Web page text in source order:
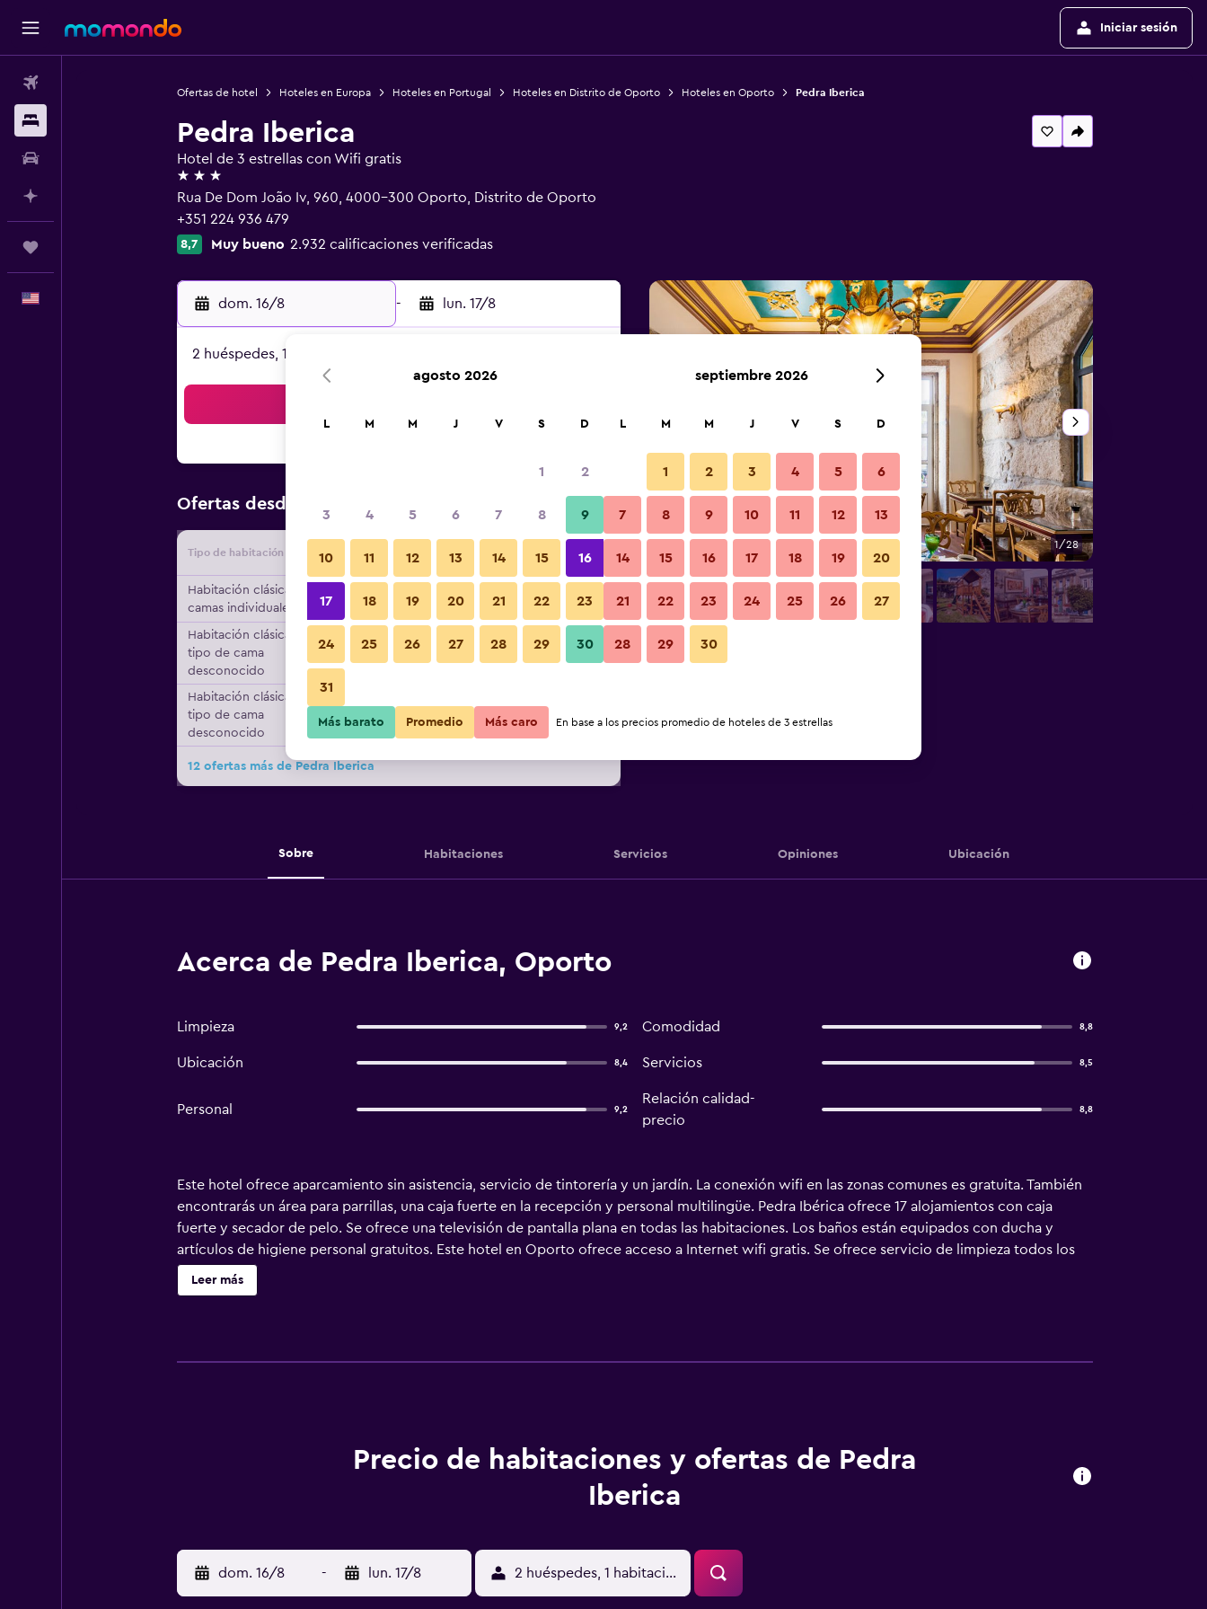
Iniciar sesión
Ofertas de hotel Hoteles en Europa Hoteles en Portugal Hoteles en Distrito de Oporto Hoteles en Oporto Pedra Iberica
Pedra Iberica
Hotel de 3 estrellas con Wifi gratis
3 estrellas
Rua De Dom João Iv, 960, 4000-300 Oporto, Distrito de Oporto
+351 224 936 479
8,7 Muy bueno 2.932 calificaciones verificadas
dom. 16/8 - lun. 17/8
2 huéspedes, 1 habitación
Ofertas desde Oferta más barata de precio por noche
Tipo de habitación Proveedor Total noche
Habitación clásica, 2
camas individuales
$71 Ver oferta
Habitación clásica,
tipo de cama
desconocido
$72
Habitación clásica,
tipo de cama
desconocido
$73 Ver oferta
12 ofertas más de Pedra Iberica
Restaurante 1/28
Fotos
Sobre Habitaciones Servicios Opiniones Ubicación
Acerca de Pedra Iberica, Oporto
Limpieza 9,2 Comodidad 8,8
Ubicación 8,4 Servicios 8,5
Personal 9,2
Relación calidad-
precio
8,8
Este hotel ofrece aparcamiento sin asistencia, servicio de tintorería y un jardín. La conexión wifi en las zonas comunes es gratuita. También
encontrarás un área para parrillas, una caja fuerte en la recepción y personal multilingüe. Pedra Ibérica ofrece 17 alojamientos con caja
fuerte y secador de pelo. Se ofrece una televisión de pantalla plana en todas las habitaciones. Los baños están equipados con ducha y
artículos de higiene personal gratuitos. Este hotel en Oporto ofrece acceso a Internet wifi gratis. Se ofrece servicio de limpieza todos los
días. Se pueden practicar las actividades de ocio y esparcimiento que se indican más abajo en las instalaciones o cerca del alojamiento (es
posible que se aplique un recargo).
Leer más
Precio de habitaciones y ofertas de Pedra
Iberica
dom. 16/8 - lun. 17/8 2 huéspedes, 1 habitación
agosto 2026
L M M J V S D
1 2
3 4 5 6 7 8 9
10 11 12 13 14 15 16
17 18 19 20 21 22 23
24 25 26 27 28 29 30
31
septiembre 2026
L M M J V S D
1 2 3 4 5 6
7 8 9 10 11 12 13
14 15 16 17 18 19 20
21 22 23 24 25 26 27
28 29 30
Más barato Promedio Más caro En base a los precios promedio de hoteles de 3 estrellas